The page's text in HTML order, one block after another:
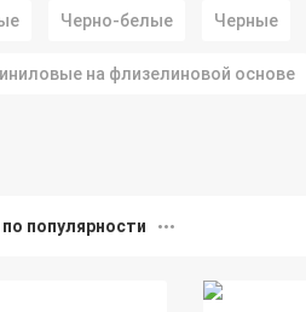
Черно-белые Черные
на флизелиновой основе
по популярности